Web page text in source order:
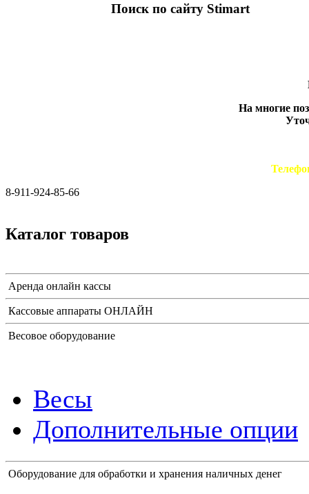
Поиск по сайту Stimart
На многие
8-911-924-85-66
Каталог товаров
Аренда онлайн кассы
Кассовые аппараты ОНЛАЙН
Весовое оборудование
Весы
Дополнительные опции
Оборудование для обработки и хранения наличных денег